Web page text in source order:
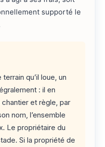
supporté le
qu’il loue, un
: il en
et règle, par
nom, l’ensemble
Le propriétaire du
Si la propriété de